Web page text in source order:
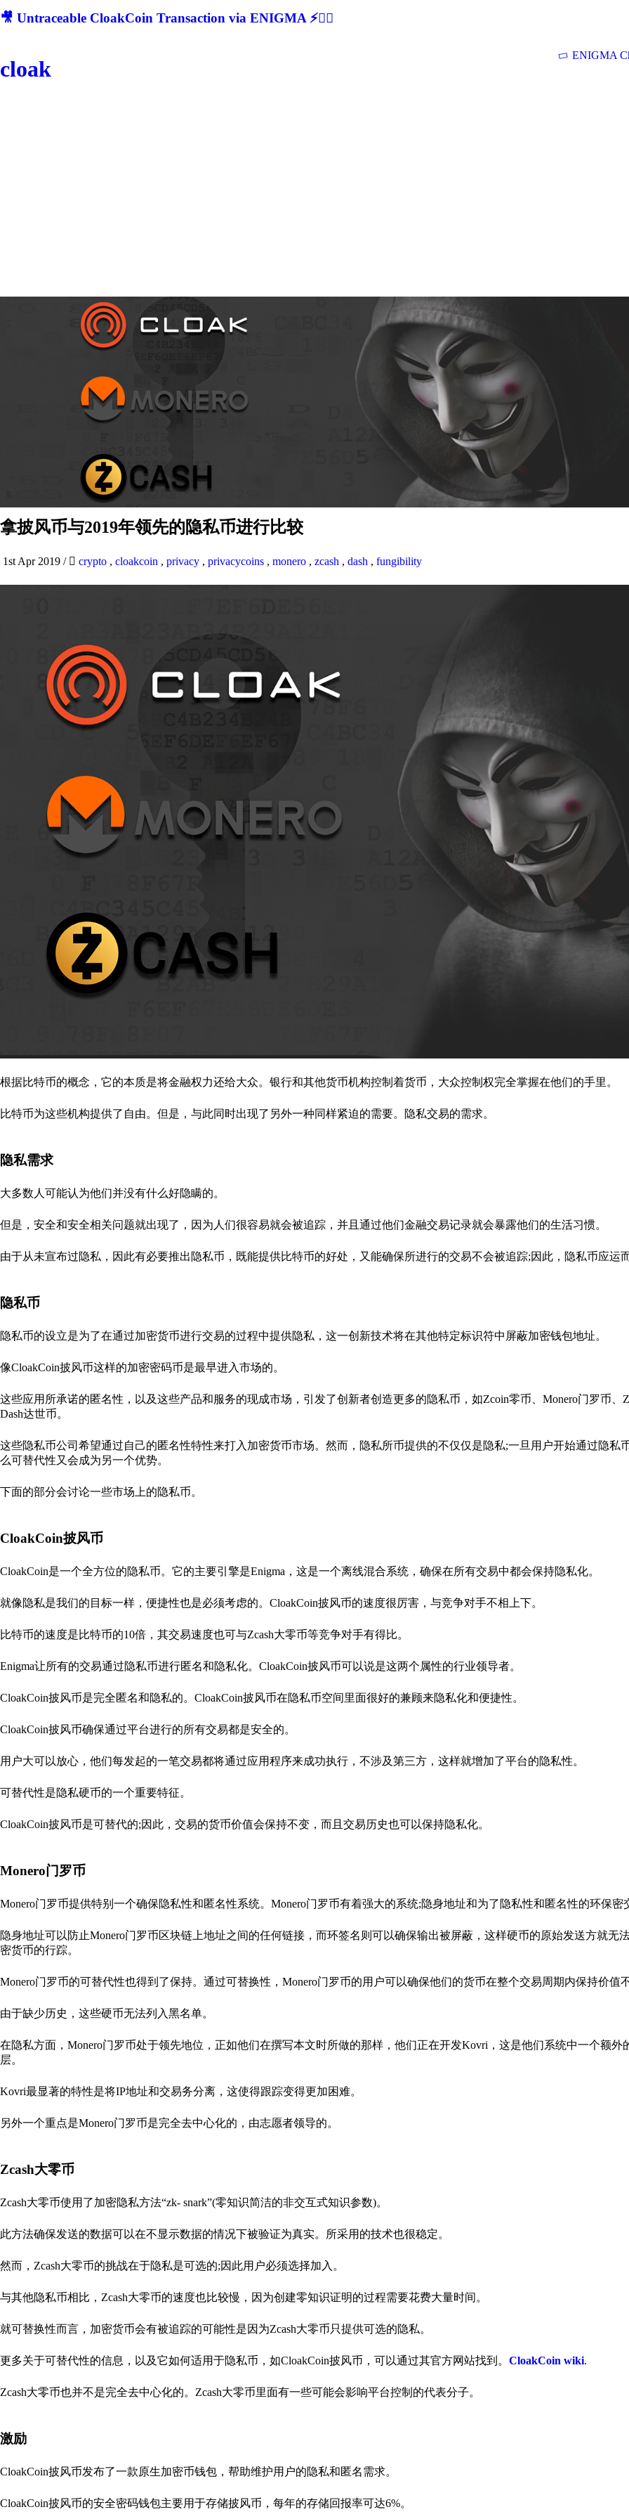
🎥 Untraceable CloakCoin Transaction via ENIGMA ⚡🕵‍♂
cloak
ENIGMA
拿披风币与2019年领先的隐私币进行比较
1st Apr 2019 / crypto , cloakcoin , privacy , privacycoins , monero , zcash , dash , fungibility
根据比特币的概念，它的本质是将金融权力还给大众。银行和其他货币机构控制着货币，大众控制权完全掌握在他们的手里。
比特币为这些机构提供了自由。但是，与此同时出现了另外一种同样紧迫的需要。隐私交易的需求。
隐私需求
大多数人可能认为他们并没有什么好隐瞒的。
但是，安全和安全相关问题就出现了，因为人们很容易就会被追踪，并且通过他们金融交易记录就会暴露他们的生活习惯。
由于从未宣布过隐私，因此有必要推出隐私币，既能提供比特币的好处，又能确保所进行的交易不会被追踪;因此，隐私币应运
隐私币
隐私币的设立是为了在通过加密货币进行交易的过程中提供隐私，这一创新技术将在其他特定标识符中屏蔽加密钱包地址。
像CloakCoin披风币这样的加密密码币是最早进入市场的。
这些应用所承诺的匿名性，以及这些产品和服务的现成市场，引发了创新者创造更多的隐私币，如Zcoin零币、Monero门罗币、
Dash达世币。
这些隐私币公司希望通过自己的匿名性特性来打入加密货币市场。然而，隐私所币提供的不仅仅是隐私;一旦用户开始通过隐私
么可替代性又会成为另一个优势。
下面的部分会讨论一些市场上的隐私币。
CloakCoin披风币
CloakCoin是一个全方位的隐私币。它的主要引擎是Enigma，这是一个离线混合系统，确保在所有交易中都会保持隐私化。
就像隐私是我们的目标一样，便捷性也是必须考虑的。CloakCoin披风币的速度很厉害，与竞争对手不相上下。
比特币的速度是比特币的10倍，其交易速度也可与Zcash大零币等竞争对手有得比。
Enigma让所有的交易通过隐私币进行匿名和隐私化。CloakCoin披风币可以说是这两个属性的行业领导者。
CloakCoin披风币是完全匿名和隐私的。CloakCoin披风币在隐私币空间里面很好的兼顾来隐私化和便捷性。
CloakCoin披风币确保通过平台进行的所有交易都是安全的。
用户大可以放心，他们每发起的一笔交易都将通过应用程序来成功执行，不涉及第三方，这样就增加了平台的隐私性。
可替代性是隐私硬币的一个重要特征。
CloakCoin披风币是可替代的;因此，交易的货币价值会保持不变，而且交易历史也可以保持隐私化。
Monero门罗币
Monero门罗币提供特别一个确保隐私性和匿名性系统。Monero门罗币有着强大的系统;隐身地址和为了隐私性和匿名性的环保密
隐身地址可以防止Monero门罗币区块链上地址之间的任何链接，而环签名则可以确保输出被屏蔽，这样硬币的原始发送方就无
密货币的行踪。
Monero门罗币的可替代性也得到了保持。通过可替换性，Monero门罗币的用户可以确保他们的货币在整个交易周期内保持价值
由于缺少历史，这些硬币无法列入黑名单。
在隐私方面，Monero门罗币处于领先地位，正如他们在撰写本文时所做的那样，他们正在开发Kovri，这是他们系统中一个额外
层。
Kovri最显著的特性是将IP地址和交易务分离，这使得跟踪变得更加困难。
另外一个重点是Monero门罗币是完全去中心化的，由志愿者领导的。
Zcash大零币
Zcash大零币使用了加密隐私方法“zk- snark”(零知识简洁的非交互式知识参数)。
此方法确保发送的数据可以在不显示数据的情况下被验证为真实。所采用的技术也很稳定。
然而，Zcash大零币的挑战在于隐私是可选的;因此用户必须选择加入。
与其他隐私币相比，Zcash大零币的速度也比较慢，因为创建零知识证明的过程需要花费大量时间。
就可替换性而言，加密货币会有被追踪的可能性是因为Zcash大零币只提供可选的隐私。
更多关于可替代性的信息，以及它如何适用于隐私币，如CloakCoin披风币，可以通过其官方网站找到。 CloakCoin wiki.
Zcash大零币也并不是完全去中心化的。Zcash大零币里面有一些可能会影响平台控制的代表分子。
激励
CloakCoin披风币发布了一款原生加密币钱包，帮助维护用户的隐私和匿名需求。
CloakCoin披风币的安全密码钱包主要用于存储披风币，每年的存储回报率可达6%。